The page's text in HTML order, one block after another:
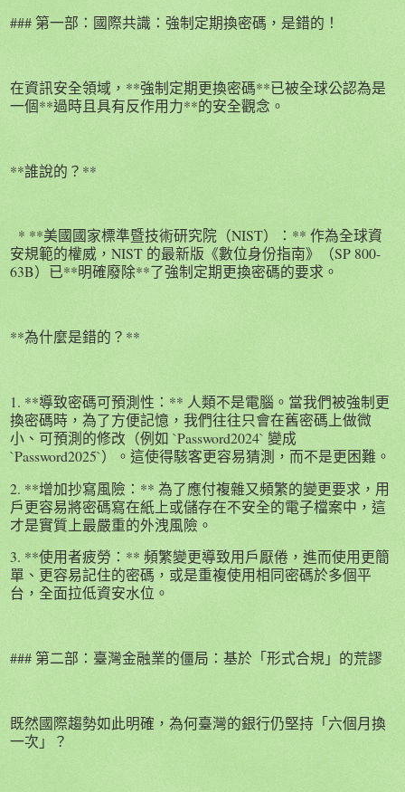
### 第一部：國際共識：強制定期換密碼，是錯的！
在資訊安全領域，**強制定期更換密碼**已被全球公認為是
一個**過時且具有反作用力**的安全觀念。
**誰說的？**
* **美國國家標準暨技術研究院（NIST）：** 作為全球資
安規範的權威，NIST 的最新版《數位身份指南》（SP 800-
63B）已**明確廢除**了強制定期更換密碼的要求。
**為什麼是錯的？**
1. **導致密碼可預測性：** 人類不是電腦。當我們被強制更
換密碼時，為了方便記憶，我們往往只會在舊密碼上做微
小、可預測的修改（例如 `Password2024` 變成
`Password2025`）。這使得駭客更容易猜測，而不是更困難。
2. **增加抄寫風險：** 為了應付複雜又頻繁的變更要求，用
戶更容易將密碼寫在紙上或儲存在不安全的電子檔案中，這
才是實質上最嚴重的外洩風險。
3. **使用者疲勞：** 頻繁變更導致用戶厭倦，進而使用更簡
單、更容易記住的密碼，或是重複使用相同密碼於多個平
台，全面拉低資安水位。
### 第二部：臺灣金融業的僵局：基於「形式合規」的荒謬
既然國際趨勢如此明確，為何臺灣的銀行仍堅持「六個月換
一次」？